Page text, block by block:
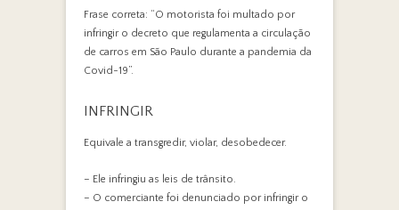
Frase correta: “O motorista foi multado por
infringir o decreto que regulamenta a circulação
de carros em São Paulo durante a pandemia da
Covid-19”.
INFRINGIR
Equivale a transgredir, violar, desobedecer.
– Ele infringiu as leis de trânsito.
– O comerciante foi denunciado por infringir o